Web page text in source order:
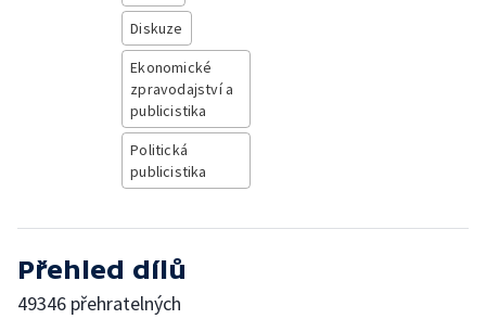
Diskuze
Ekonomické
zpravodajství a
publicistika
Politická
publicistika
Přehled dílů
49346 přehratelných